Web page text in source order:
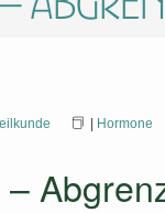
| Hormone